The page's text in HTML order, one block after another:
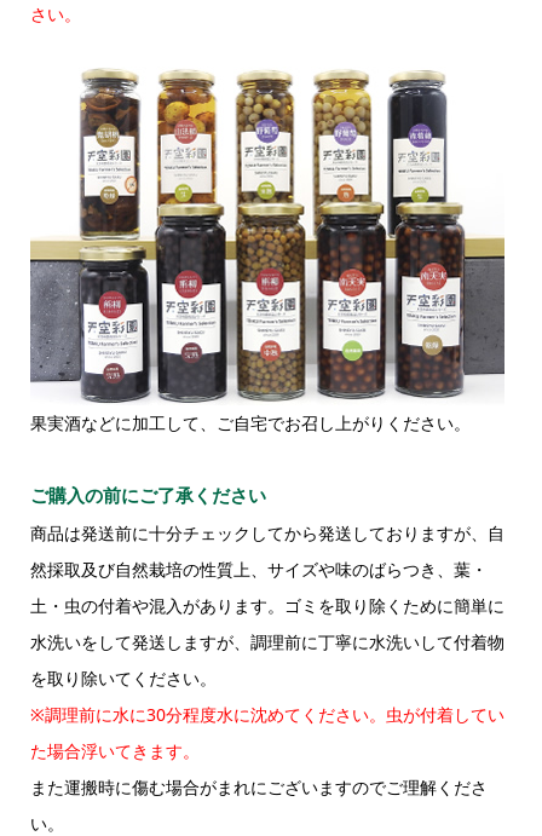
さい。
果実酒などに加工して、ご自宅でお召し上がりください。
ご購入の前にご了承ください
商品は発送前に十分チェックしてから発送しておりますが、自
然採取及び自然栽培の性質上、サイズや味のばらつき、葉・
土・虫の付着や混入があります。ゴミを取り除くために簡単に
水洗いをして発送しますが、調理前に丁寧に水洗いして付着物
を取り除いてください。
※調理前に水に30分程度水に沈めてください。虫が付着してい
た場合浮いてきます。
また運搬時に傷む場合がまれにございますのでご理解くださ
い。